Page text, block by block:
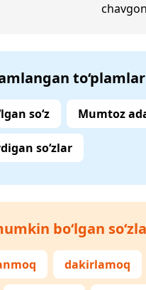
chavgon
to‘plamlar
so‘z Mumtoz
so‘zlar
bo‘lgan
dakirlamoq